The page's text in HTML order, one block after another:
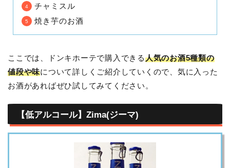
チャミスル
焼き芋のお酒
ここでは、ドンキホーテで購入できる人気のお酒5種類の
値段や味について詳しくご紹介していくので、気に入った
お酒があればぜひ試してみてください。
【低アルコール】Zima(ジーマ)